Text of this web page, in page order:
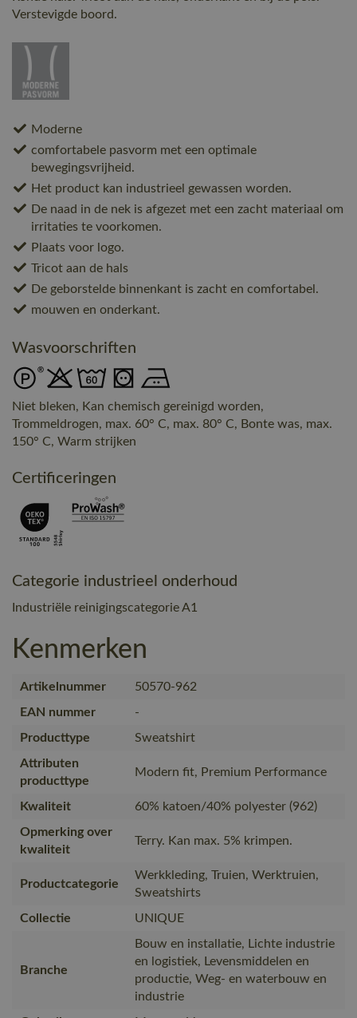
Verstevigde boord.
Moderne
comfortabele pasvorm met een optimale
bewegingsvrijheid.
Het product kan industrieel gewassen worden.
De naad in de nek is afgezet met een zacht materiaal om
irritaties te voorkomen.
Plaats voor logo.
Tricot aan de hals
De geborstelde binnenkant is zacht en comfortabel.
mouwen en onderkant.
Wasvoorschriften
Niet bleken, Kan chemisch gereinigd worden,
Trommeldrogen, max. 60° C, max. 80° C, Bonte was, max.
150° C, Warm strijken
Certificeringen
Categorie industrieel onderhoud
Industriële reinigingscategorie A1
Kenmerken
Artikelnummer
50570-962
EAN nummer
-
Producttype
Sweatshirt
Attributen
producttype
Modern fit, Premium Performance
Kwaliteit
60% katoen/40% polyester (962)
Opmerking over
kwaliteit
Terry. Kan max. 5% krimpen.
Productcategorie
Werkkleding, Truien, Werktruien,
Sweatshirts
Collectie
UNIQUE
Branche
Bouw en installatie, Lichte industrie
en logistiek, Levensmiddelen en
productie, Weg- en waterbouw en
industrie